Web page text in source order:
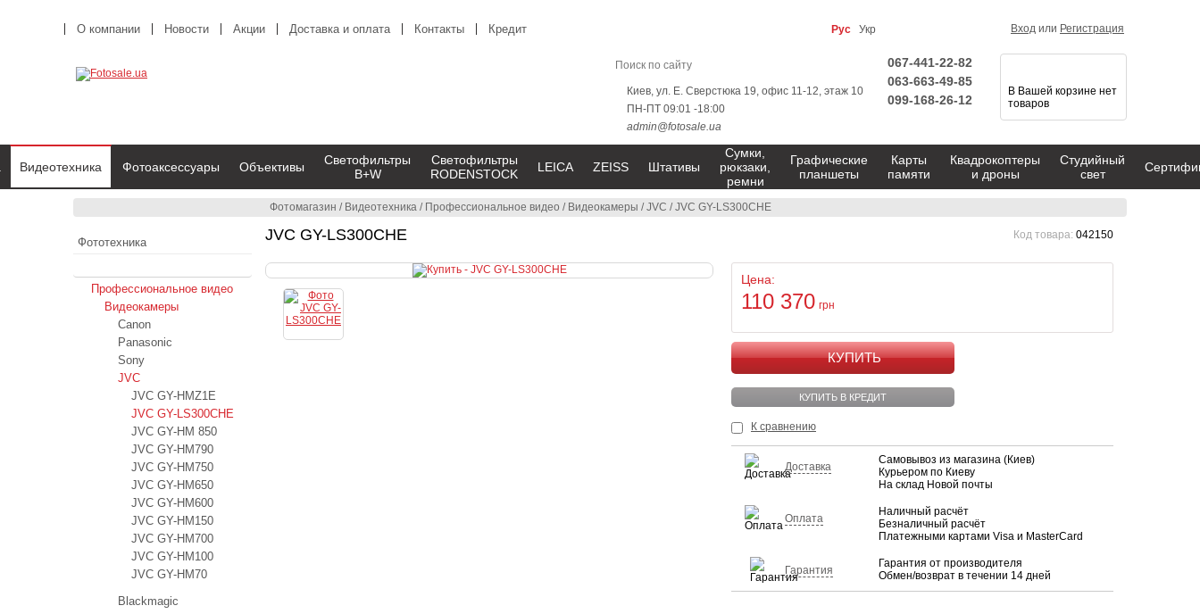
Фотомагазин / Видеотехника / Профессиональное видео / Видеокамеры /JVC /JVC GY-LS300CHE
JVC GY-LS300CHE Код товара: 042150
Цена:
110 370 грн
КУПИТЬ
КУПИТЬ В КРЕДИТ
К сравнению
Доставка
Самовывоз из магазина (Киев)
Курьером по Киеву
На склад Новой почты
Оплата
Наличный расчёт
Безналичный расчёт
Платежными картами Visa и MasterCard
Гарантия
Гарантия от производителя
Обмен/возврат в течении 14 дней
О компании Новости Акции Доставка и оплата Контакты Кредит Рус Укр Вход или Регистрация
Киев, ул. Е. Сверстюка 19, офис 11-12, этаж 10
ПН-ПТ 09:01 -18:00
admin@fotosale.ua
067-441-22-82
063-663-49-85
099-168-26-12
В Вашей корзине нет
товаров
Видеотехника Фотоаксессуары Объективы
Светофильтры
B+W
Светофильтры
RODENSTOCK
LEICA ZEISS Штативы
Сумки,
рюкзаки,
ремни
Графические
планшеты
Карты
памяти
Квадрокоптеры
и дроны
Студийный
свет
Фототехника
Профессиональное видео
Видеокамеры
Canon
Panasonic
Sony
JVC
JVC GY-HMZ1E
JVC GY-LS300CHE
JVC GY-HM 850
JVC GY-HM790
JVC GY-HM750
JVC GY-HM650
JVC GY-HM600
JVC GY-HM150
JVC GY-HM700
JVC GY-HM100
JVC GY-HM70
Blackmagic